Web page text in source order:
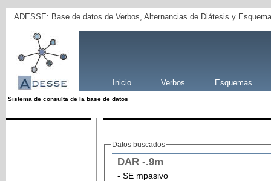
ADESSE: Base de datos de Verbos, Alternancias de Diátesis y
Inicio Verbos Esquemas
Sistema de consulta de la base de datos
Datos buscados
DAR -.9m
- SE mpasivo